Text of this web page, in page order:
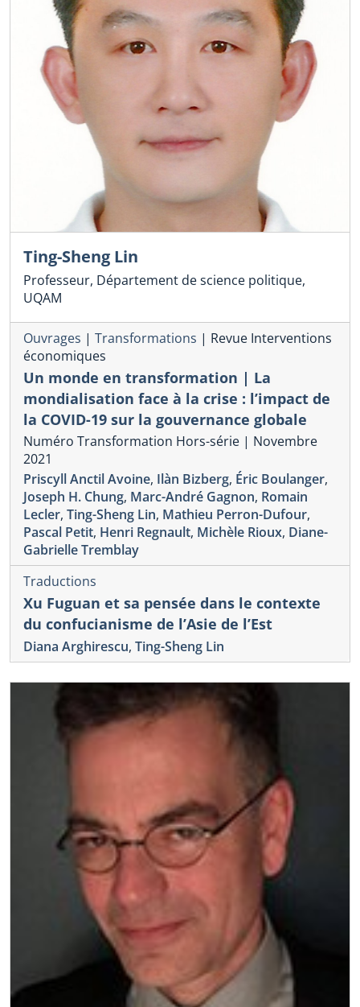
Ting-Sheng Lin
Professeur, Département de science politique,
UQAM
Ouvrages | Transformations | Revue Interventions
économiques
Un monde en transformation | La
mondialisation face à la crise : l’impact de
la COVID-19 sur la gouvernance globale
Numéro Transformation Hors-série | Novembre
2021
Priscyll Anctil Avoine, Ilàn Bizberg, Éric Boulanger,
Joseph H. Chung, Marc-André Gagnon, Romain
Lecler, Ting-Sheng Lin, Mathieu Perron-Dufour,
Pascal Petit, Henri Regnault, Michèle Rioux, Diane-
Gabrielle Tremblay
Traductions
Xu Fuguan et sa pensée dans le contexte
du confucianisme de l’Asie de l’Est
Diana Arghirescu, Ting-Sheng Lin